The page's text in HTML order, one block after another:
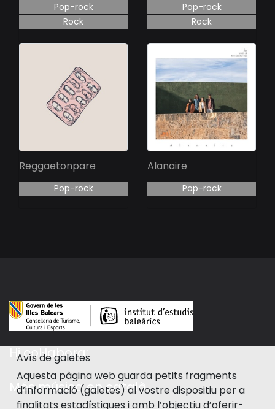
Pop-rock
Rock
Pop-rock
Rock
Reggaetonpare
Pop-rock
Alanaire
Pop-rock
Hi col·labora:
Més música en català
Avís de galetes
Aquesta pàgina web guarda petits fragments
d’informació (galetes) al vostre dispositiu per a
finalitats estadístiques i amb l’objectiu d’oferir-